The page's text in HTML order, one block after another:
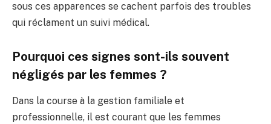
sous ces apparences se cachent parfois des troubles
qui réclament un suivi médical.
Pourquoi ces signes sont-ils souvent
négligés par les femmes ?
Dans la course à la gestion familiale et
professionnelle, il est courant que les femmes